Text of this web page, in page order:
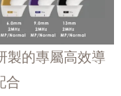
製的專屬高效導
合